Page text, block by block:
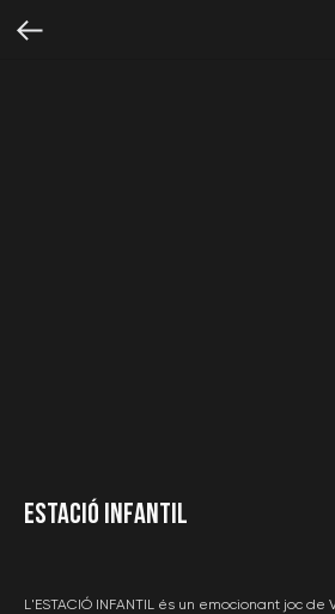
Estació Infantil
L'ESTACIÓ INFANTIL és un emocionant joc de